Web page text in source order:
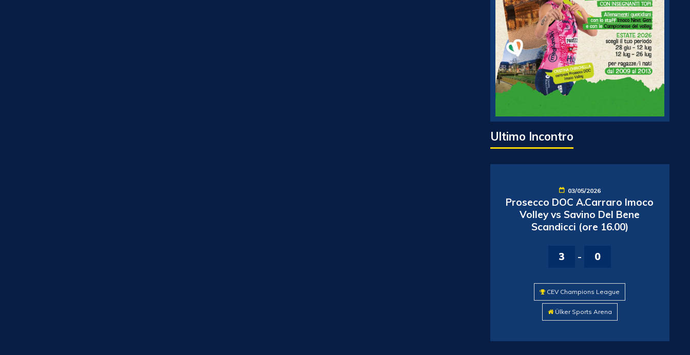
Ultimo Incontro
03/05/2026
Prosecco DOC A.Carraro Imoco
Volley vs Savino Del Bene
Scandicci (ore 16.00)
3 - 0
CEV Champions League
Ülker Sports Arena